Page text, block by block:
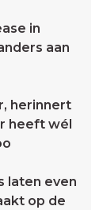
in
aan
herinnert
heeft wél
laten even
op de